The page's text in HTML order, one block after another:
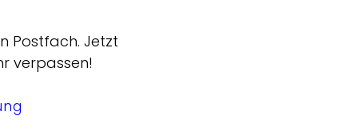
Postfach. Jetzt
verpassen!